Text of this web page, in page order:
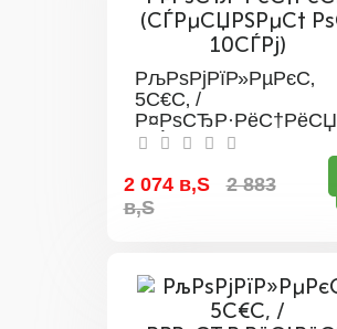
РљРѕРјРїР»РµРєС‚
5С€С‚ /
Р¤РѕСЂР·РёС†РёСЏ
(СЃРµСЏРЅРµС† РѕС‚
2 074 в‚Ѕ
2 883
в‚Ѕ